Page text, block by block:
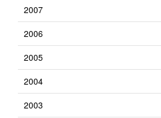
2007
2006
2005
2004
2003